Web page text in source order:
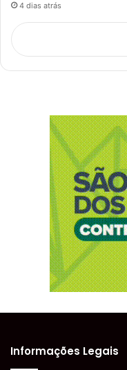
4 dias atrás
Informações Legais